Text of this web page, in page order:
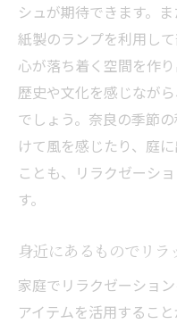
シュが期待できます。
紙製のランプを利用し
心が落ち着く空間を作
歴史や文化を感じなが
でしょう。奈良の季節
けて風を感じたり、庭
ことも、リラクゼーシ
す。
身近にあるものでリ
家庭でリラクゼーショ
アイテムを活用するこ